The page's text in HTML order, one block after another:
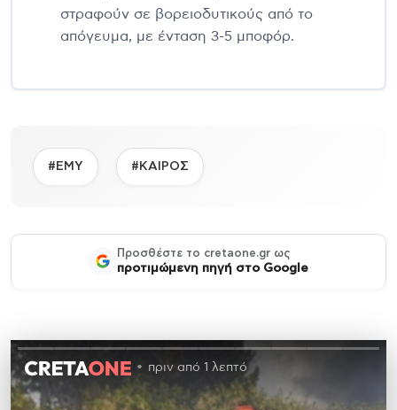
στραφούν σε βορειοδυτικούς από το
απόγευμα, με ένταση 3-5 μποφόρ.
#ΕΜΥ #ΚΑΙΡΟΣ
Προσθέστε το cretaone.gr ως
προτιμώμενη πηγή στο Google
πριν από 1 λεπτό